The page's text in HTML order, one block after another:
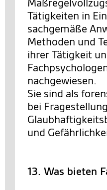
Tätigkeiten in
sachgemäße
Methoden und
ihrer Tätigkeit
nachgewiesen.
Sie sind als
bei
und
13. Was bieten